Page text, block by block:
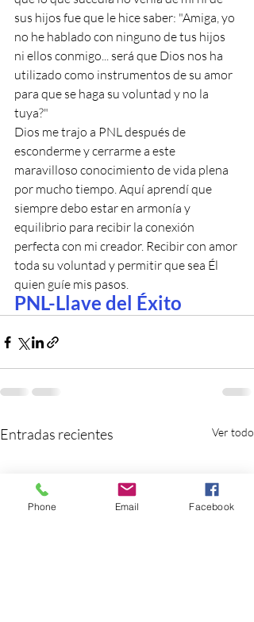
sus hijos fue que le hice saber: "Amiga, yo
no he hablado con ninguno de tus hijos
ni ellos conmigo... será que Dios nos ha
utilizado como instrumentos de su amor
para que se haga su voluntad y no la
tuya?"
Dios me trajo a PNL después de
esconderme y cerrarme a este
maravilloso conocimiento de vida plena
por mucho tiempo. Aquí aprendí que
siempre debo estar en armonía y
equilibrio para recibir la conexión
perfecta con mi creador. Recibir con amor
toda su voluntad y permitir que sea Él
quien guíe mis pasos.
PNL-Llave del Éxito
Entradas recientes Ver todo
Phone Email Facebook